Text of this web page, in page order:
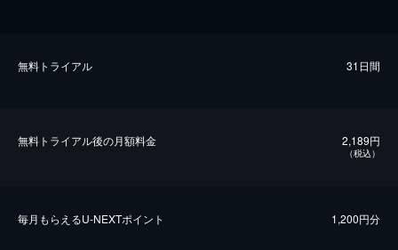
無料トライアル 31日間
無料トライアル後の⽉額料金 2,189円
（税込）
毎⽉もらえるU-NEXTポイント 1,200円分